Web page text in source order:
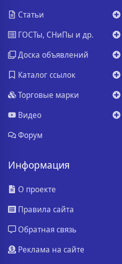
Статьи
ГОСТы, СНиПы и др.
Доска объявлений
Каталог ссылок
Торговые марки
Видео
Форум
Информация
О проекте
Правила сайта
Обратная связь
Реклама на сайте